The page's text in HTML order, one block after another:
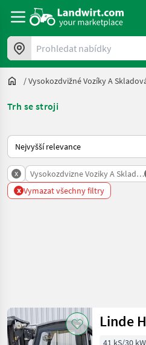
Prohledat nabídky
/Vysokozdvižné Vozíky A
Trh se stroji
Takto se řadí nabídky na
x Vysokozdvizne Voziky A
x Vymazat všechny filtry
Kategorie 3 Země
Linde
41 kS/30 kW